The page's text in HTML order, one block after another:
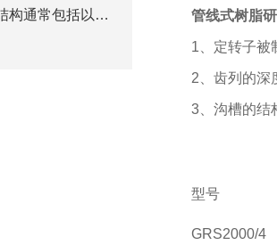
超高速乳化机的结构通常包括以下几个主要部分 管线式树脂
1、定转子被
2、齿列的深
3、沟槽的结
型号
GRS2000/4